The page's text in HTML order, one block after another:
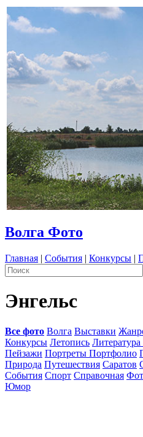
Волга Фото
Главная | События | Конкурсы |
Энгельс
Все фото Волга Выставки
Конкурсы Летопись
Пейзажи Портреты Портфолио
Природа Путешествия Саратов
События Спорт Справочная
Юмор